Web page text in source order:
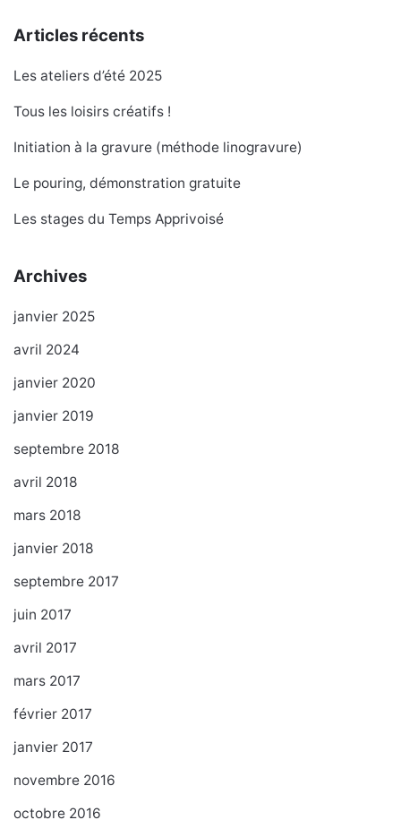
Articles récents
Les ateliers d’été 2025
Tous les loisirs créatifs !
Initiation à la gravure (méthode linogravure)
Le pouring, démonstration gratuite
Les stages du Temps Apprivoisé
Archives
janvier 2025
avril 2024
janvier 2020
janvier 2019
septembre 2018
avril 2018
mars 2018
janvier 2018
septembre 2017
juin 2017
avril 2017
mars 2017
février 2017
janvier 2017
novembre 2016
octobre 2016